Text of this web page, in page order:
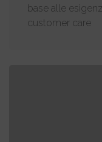
base alle
customer care